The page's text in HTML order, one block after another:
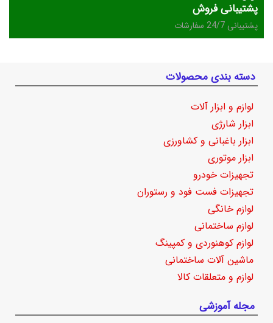
پشتیبانی فروش
پشتیبانی 24/7 سفارشات
دسته بندی محصولات
لوازم و ابزار آلات
ابزار شارژی
ابزار باغبانی و کشاورزی
ابزار موتوری
تجهیزات خودرو
تجهیزات فست فود و رستوران
لوازم خانگی
لوازم ساختمانی
لوازم کوهنوردی و کمپینگ
ماشین آلات ساختمانی
لوازم و متعلقات کالا
مجله آموزشی